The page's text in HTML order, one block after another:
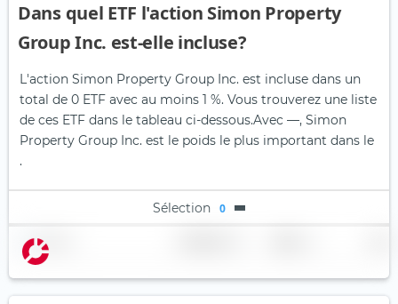
Dans quel ETF l'action Simon Property
Group Inc. est-elle incluse?
L'action Simon Property Group Inc. est incluse dans un
total de 0 ETF avec au moins 1 %. Vous trouverez une liste
de ces ETF dans le tableau ci-dessous.Avec —, Simon
Property Group Inc. est le poids le plus important dans le
.
Sélection 0
Nom